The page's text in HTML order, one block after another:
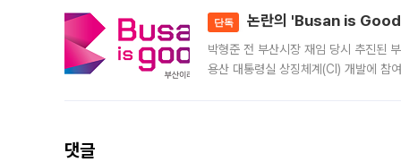
단독 논란의 'Busan is
박형준 전 부산시장 재임 당시 추진된
용산 대통령실 상징체계(CI) 개발에 참
댓글